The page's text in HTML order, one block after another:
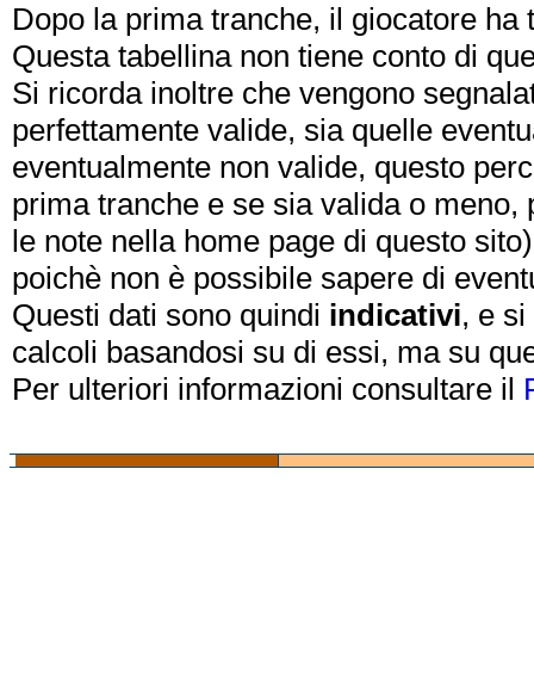
Dopo la prima tranche, il giocatore
Questa tabellina non tiene conto di
Si ricorda inoltre che vengono
perfettamente valide, sia quelle
eventualmente non valide, questo
prima tranche e se sia valida o
le note nella home page di questo
poichè non è possibile sapere di
Questi dati sono quindi indicativi, e
calcoli basandosi su di essi, ma su
Per ulteriori informazioni consultare il